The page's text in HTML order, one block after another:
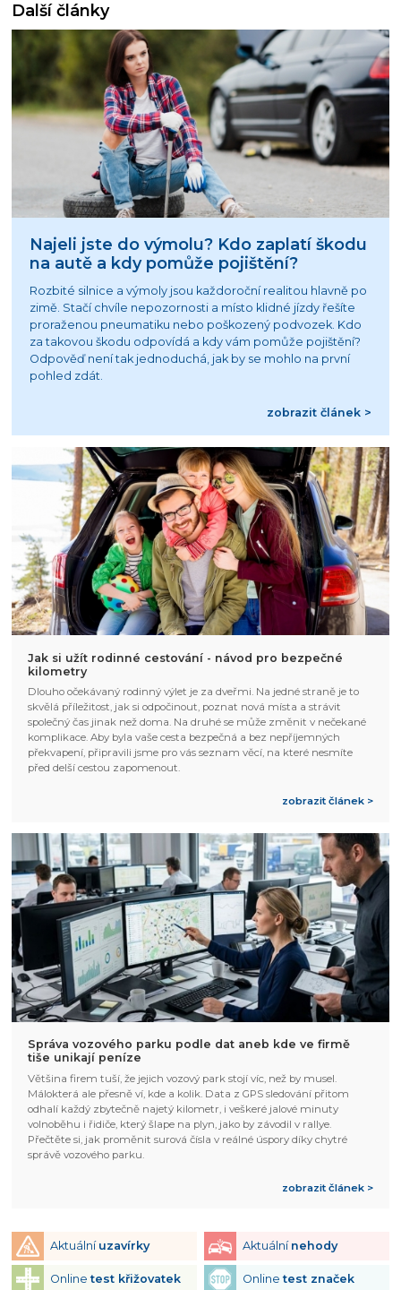
Další články
Najeli jste do výmolu? Kdo zaplatí škodu
na autě a kdy pomůže pojištění?
Rozbité silnice a výmoly jsou každoroční realitou hlavně po
zimě. Stačí chvíle nepozornosti a místo klidné jízdy řešíte
proraženou pneumatiku nebo poškozený podvozek. Kdo
za takovou škodu odpovídá a kdy vám pomůže pojištění?
Odpověď není tak jednoduchá, jak by se mohlo na první
pohled zdát.
zobrazit článek >
Jak si užít rodinné cestování - návod pro bezpečné
kilometry
Dlouho očekávaný rodinný výlet je za dveřmi. Na jedné straně je to
skvělá příležitost, jak si odpočinout, poznat nová místa a strávit
společný čas jinak než doma. Na druhé se může změnit v nečekané
komplikace. Aby byla vaše cesta bezpečná a bez nepříjemných
překvapení, připravili jsme pro vás seznam věcí, na které nesmíte
před delší cestou zapomenout.
zobrazit článek >
Správa vozového parku podle dat aneb kde ve firmě
tiše unikají peníze
Většina firem tuší, že jejich vozový park stojí víc, než by musel.
Málokterá ale přesně ví, kde a kolik. Data z GPS sledování přitom
odhalí každý zbytečně najetý kilometr, i veškeré jalové minuty
volnoběhu i řidiče, který šlape na plyn, jako by závodil v rallye.
Přečtěte si, jak proměnit surová čísla v reálné úspory díky chytré
správě vozového parku.
zobrazit článek >
Aktuální uzavírky Aktuální nehody
Onlinetest křižovatek Onlinetest značek